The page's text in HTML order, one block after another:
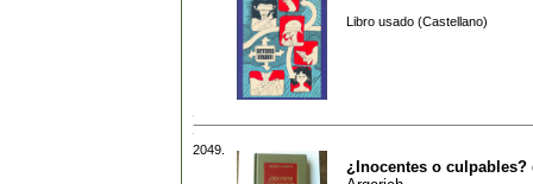
Libro usado (Castellano)
2049.
¿Inocentes o culpables?